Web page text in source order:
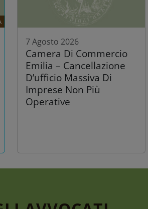
7 Agosto 2026
Camera Di Commercio
Emilia – Cancellazione
D’ufficio Massiva Di
Imprese Non Più
Operative